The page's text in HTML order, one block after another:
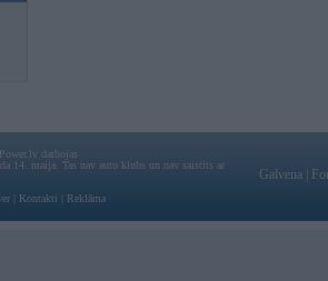
darbojas
14. maija. Tas nav auto klubs un nav saistīts ar
Kontakti Reklāma
Galvena